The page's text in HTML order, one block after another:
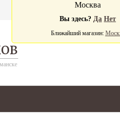
Москва
Вы здесь? Да Нет
Ближайший магазин: